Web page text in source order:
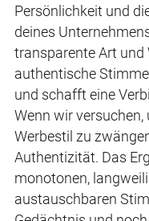
Persönlichkeit und
deines
transparente Art und
authentische
und schafft eine
Wenn wir
Werbestil zu
Authentizität. Das
monotonen,
austauschbaren